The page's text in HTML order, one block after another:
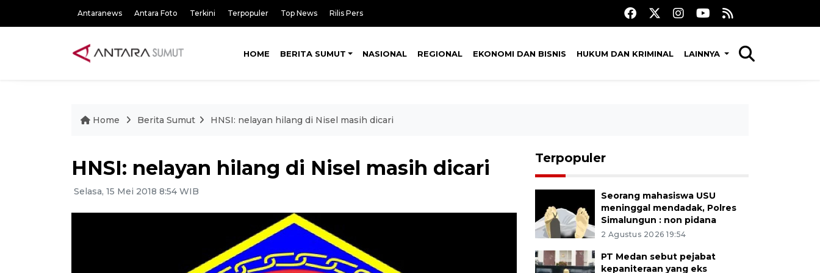
Antaranews Antara Foto Terkini Terpopuler Top News Rilis Pers
HOME BERITA SUMUT NASIONAL REGIONAL EKONOMI DAN BISNIS HUKUM DAN KRIMINAL LAINNYA
Home Berita Sumut HNSI: nelayan hilang di Nisel masih dicari
HNSI: nelayan hilang di Nisel masih dicari
Selasa, 15 Mei 2018 8:54 WIB
Terpopuler
Seorang mahasiswa USU
meninggal mendadak, Polres
Simalungun : non pidana
2 Agustus 2026 19:54
PT Medan sebut pejabat
kepaniteraan yang eks